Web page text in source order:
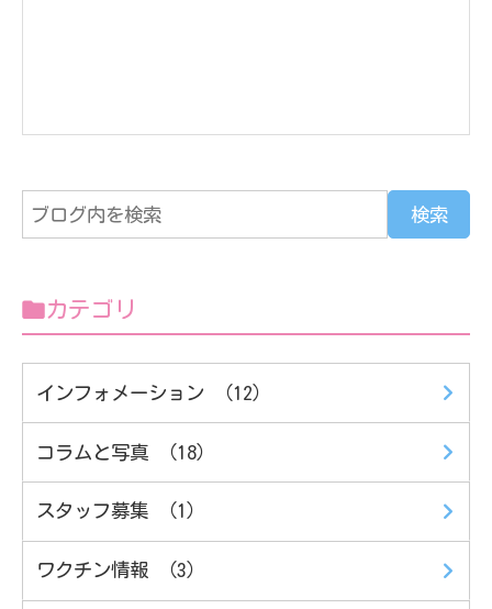
カテゴリ
インフォメーション （12）
コラムと写真 （18）
スタッフ募集 （1）
ワクチン情報 （3）